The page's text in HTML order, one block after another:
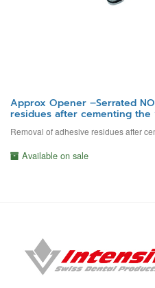
Approx Opener –Serrated
residues after cementing the
Removal of adhesive residues after
Available on sale